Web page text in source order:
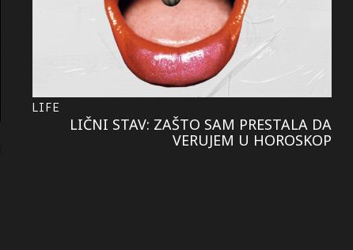
LIFE
LIČNI STAV: ZAŠTO SAM PRESTALA DA
VERUJEM U HOROSKOP